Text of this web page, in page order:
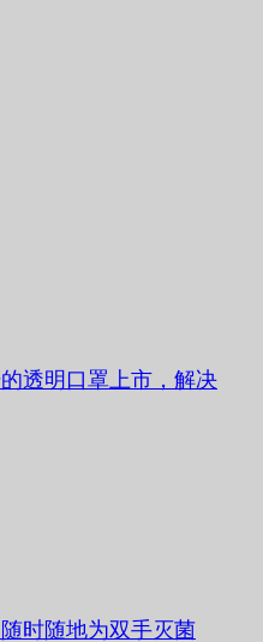
透明口罩上市，解决
时随地为双手灭菌